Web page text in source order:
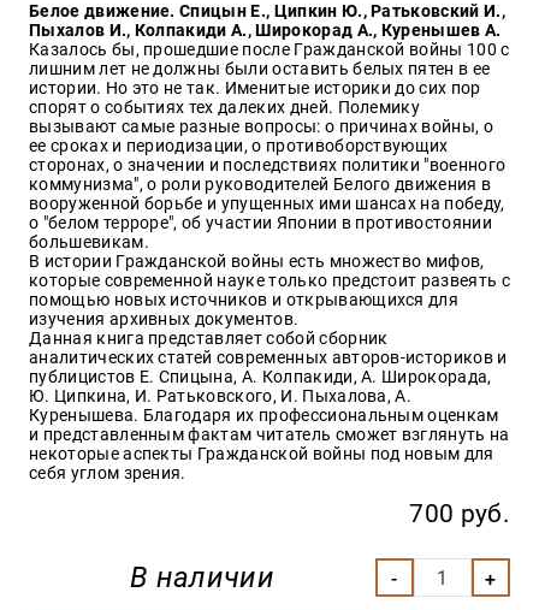
Белое движение. Спицын Е., Ципкин Ю., Ратьковский И.,
Пыхалов И., Колпакиди А., Широкорад А., Куренышев А.
Казалось бы, прошедшие после Гражданской войны 100 с
лишним лет не должны были оставить белых пятен в ее
истории. Но это не так. Именитые историки до сих пор
спорят о событиях тех далеких дней. Полемику
вызывают самые разные вопросы: о причинах войны, о
ее сроках и периодизации, о противоборствующих
сторонах, о значении и последствиях политики "военного
коммунизма", о роли руководителей Белого движения в
вооруженной борьбе и упущенных ими шансах на победу,
о "белом терроре", об участии Японии в противостоянии
большевикам.
В истории Гражданской войны есть множество мифов,
которые современной науке только предстоит развеять с
помощью новых источников и открывающихся для
изучения архивных документов.
Данная книга представляет собой сборник
аналитических статей современных авторов-историков и
публицистов Е. Спицына, А. Колпакиди, А. Широкорада,
Ю. Ципкина, И. Ратьковского, И. Пыхалова, А.
Куренышева. Благодаря их профессиональным оценкам
и представленным фактам читатель сможет взглянуть на
некоторые аспекты Гражданской войны под новым для
себя углом зрения.
700 руб.
В наличии
Авторам
Контакты
Мероприятия
+7(499)
350-17-
79
Москва
pochta@den-
magazin.ru